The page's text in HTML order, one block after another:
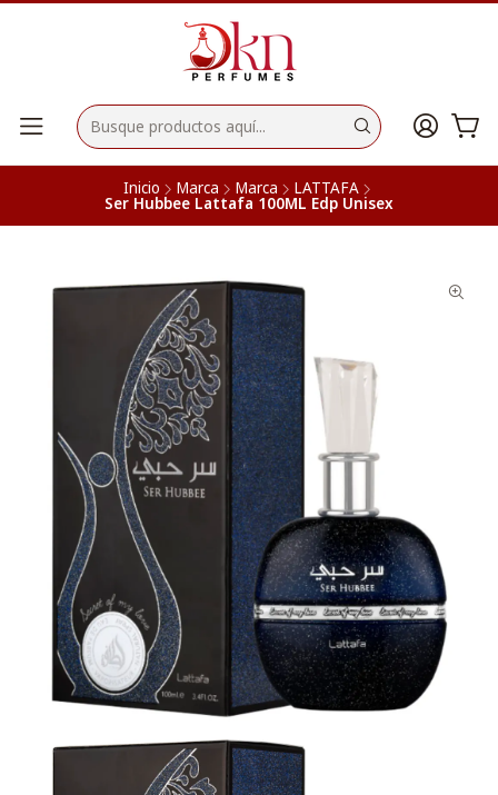
Inicio Marca Marca LATTAFA
Ser Hubbee Lattafa 100ML Edp Unisex